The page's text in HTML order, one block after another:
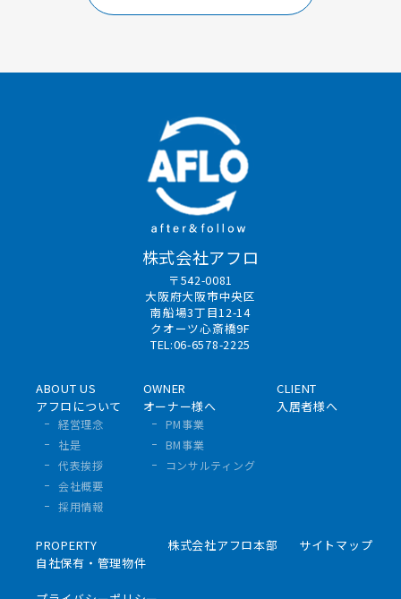
株式会社アフロ
〒542-0081
大阪府大阪市中央区
南船場3丁目12-14
クオーツ心斎橋9F
TEL:06-6578-2225
ABOUT US
アフロについて
経営理念
社是
代表挨拶
会社概要
採用情報
OWNER
オーナー様へ
PM事業
BM事業
コンサルティング
CLIENT
入居者様へ
PROPERTY
自社保有・管理物件
株式会社アフロ本部 サイトマップ